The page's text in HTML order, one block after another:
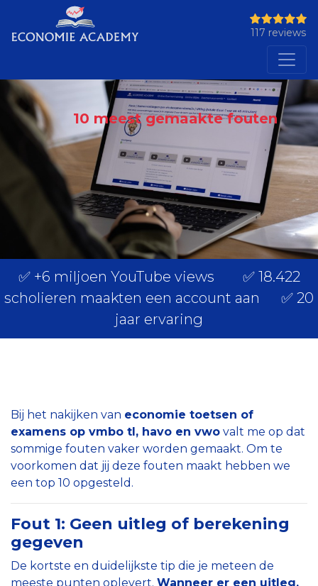
117 reviews
10 meest gemaakte fouten
✅ +6 miljoen YouTube views ✅ 18.422
scholieren maakten een account aan ✅ 20
jaar ervaring
Bij het nakijken van economie toetsen of
examens op vmbo tl, havo en vwo valt me op dat
sommige fouten vaker worden gemaakt. Om te
voorkomen dat jij deze fouten maakt hebben we
een top 10 opgesteld.
Fout 1: Geen uitleg of berekening
gegeven
De kortste en duidelijkste tip die je meteen de
meeste punten oplevert. Wanneer er een uitleg,